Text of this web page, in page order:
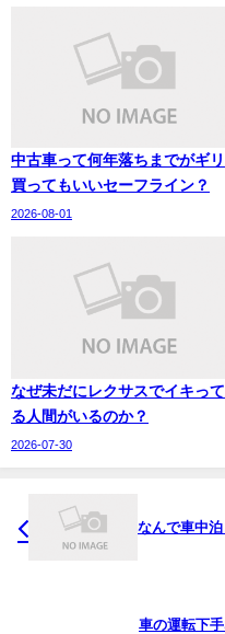
中古車って何年落ちまでがギリ
買ってもいいセーフライン？
2026-08-01
なぜ未だにレクサスでイキって
る人間がいるのか？
2026-07-30
なんで車中
車の運転下